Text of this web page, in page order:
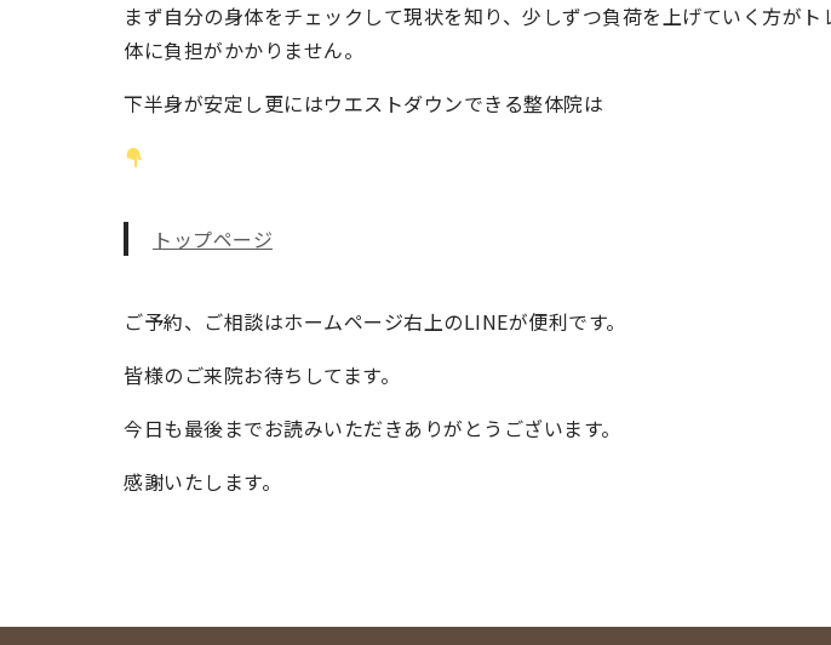
まず自分の身体をチェックして現状を知り、少しずつ負荷を上げていく方が
体に負担がかかりません。
下半身が安定し更にはウエストダウンできる整体院は
トップページ
ご予約、ご相談はホームページ右上のLINEが便利です。
皆様のご来院お待ちしてます。
今日も最後までお読みいただきありがとうございます。
感謝いたします。